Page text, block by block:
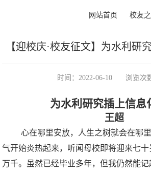
网站首页 校友
【迎校庆·校友征文】为水利研
时间：2022-06-10 浏览次
为水利研究插上信息
王超
心在哪里安放，人生之树就会在哪
气开始炎热起来，听闻母校即将迎来七
万千。虽然已经毕业多年，但我仍然能